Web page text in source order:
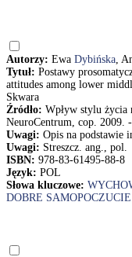
Autorzy: Ewa Dybińska,
Tytuł: Postawy
attitudes among lower
Skwara
Źródło: Wpływ stylu
NeuroCentrum, cop. 2009.
Uwagi: Opis na podstawie
Uwagi: Streszcz. ang., pol.
ISBN: 978-83-61495-88-8
Język: POL
Słowa kluczowe:
DOBRE SAMOPOCZUCIE